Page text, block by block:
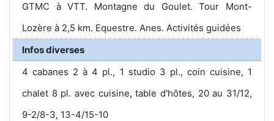
GTMC à VTT. Montagne du Goulet. Tour Mont-
Lozère à 2,5 km. Equestre. Anes. Activités guidées
Infos diverses
4 cabanes 2 à 4 pl., 1 studio 3 pl., coin cuisine, 1
chalet 8 pl. avec cuisine, table d'hôtes, 20 au 31/12,
9-2/8-3, 13-4/15-10